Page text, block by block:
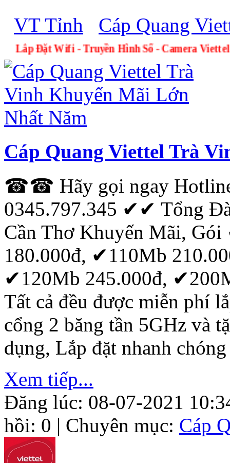
VT Tỉnh Cáp Quang
Lắp Đặt Wifi - Truyền Hình Số -
Cáp Quang Viettel Trà
☎☎ Hãy gọi ngay
0345.797.345 ✔✔‎ Tổng
Cần Thơ Khuyến Mãi,
180.000đ, ✔110Mb
✔120Mb 245.000đ,
Tất cả đều được miễn phí
cổng 2 băng tần 5GHz và
dụng, Lắp đặt nhanh
Xem tiếp...
Đăng lúc: 08-07-2021
hồi: 0 | Chuyên mục: Cáp